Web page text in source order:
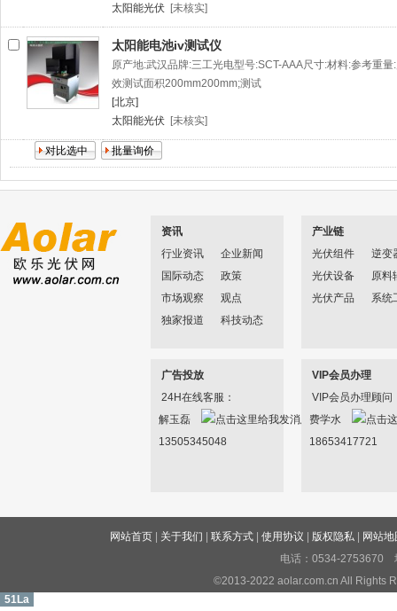
太阳能光伏 [未核实]
太阳能电池iv测试仪
原产地:武汉品牌:三工光电型号:SCT-AAA尺寸:材料:参考重
效测试面积200mm200mm;测试
[北京]
太阳能光伏 [未核实]
资讯
行业资讯
企业新闻
国际动态
政策
市场观察
观点
独家报道
科技动态
产业链
光伏组件
逆变
光伏设备
原料
光伏产品
系统
广告投放
24H在线客服：
解玉磊
13505345048
VIP会员办理
VIP会员办理顾问
费学水
18653417721
网站首页 关于我们 |联系方式 |使用协议 版权隐私
网站地
电话：0534-2753670
©2013-2022 aolar.com.cn All Rights
51La